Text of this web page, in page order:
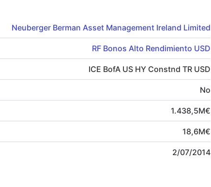
Neuberger Berman Asset Management Ireland Limited
RF Bonos Alto Rendimiento USD
ICE BofA US HY Constnd TR USD
No
1.438,5M€
18,6M€
2/07/2014